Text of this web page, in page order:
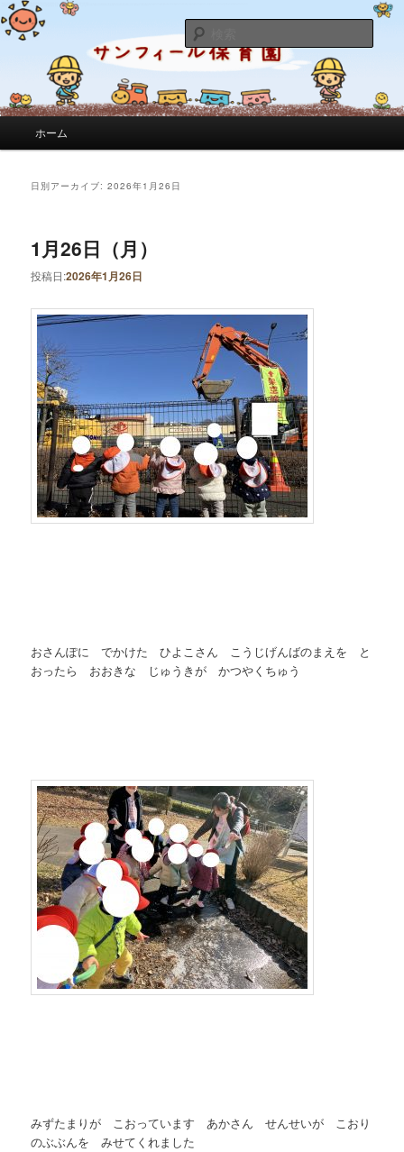
サンフィール保育園のブログ
サンフィール保育園のせんせいのブログです。園の日常を綴っています。
索
メインコンテンツへ移動
サブコンテンツへ移動
ホーム
日別アーカイブ:2026年1月26日
1月26日（月）
投稿日:2026年1月26日
おさんぽに でかけた ひよこさん こうじげんばのまえを と
おったら おおきな じゅうきが かつやくちゅう
みずたまりが こおっています あかさん せんせいが こおり
のぶぶんを みせてくれました